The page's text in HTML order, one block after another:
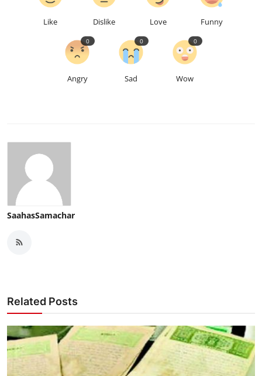
Like Dislike Love Funny
Angry
0
Sad
0
Wow
0
SaahasSamachar
Related Posts